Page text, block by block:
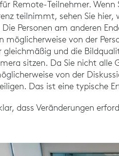
Remote-Teilnehmer. Wenn
teilnimmt, sehen Sie
Personen am anderen
möglicherweise von der
gleichmäßig und die
sitzen. Da Sie nicht alle
von der
Das ist eine typische
dass Veränderungen